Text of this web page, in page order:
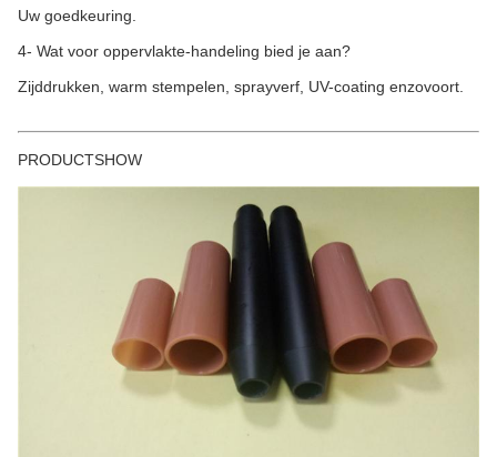
Uw goedkeuring.
4- Wat voor oppervlakte-handeling bied je aan?
Zijddrukken, warm stempelen, sprayverf, UV-coating enzovoort.
PRODUCTSHOW